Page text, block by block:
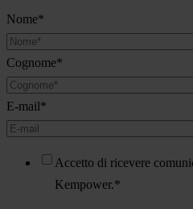
Nome*
Cognome*
E-mail*
Accetto di ricevere
Kempower.*